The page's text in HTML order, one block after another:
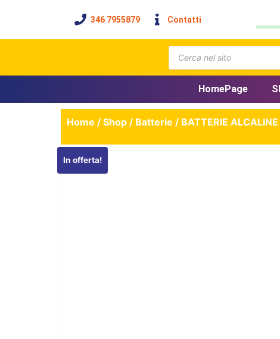
346 7955879 Contatti
HomePage
Home / Shop / Batterie / BATTERIE
In offerta!